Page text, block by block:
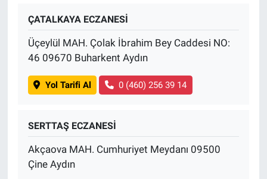
ÇATALKAYA ECZANESİ
Üçeylül MAH. Çolak İbrahim Bey Caddesi NO:
46 09670 Buharkent Aydın
Yol Tarifi Al 0 (460) 256 39 14
SERTTAŞ ECZANESİ
Akçaova MAH. Cumhuriyet Meydanı 09500
Çine Aydın